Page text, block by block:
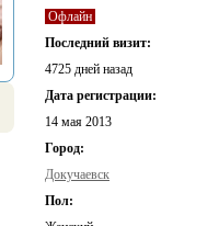
Офлайн
Последний визит:
4725 дней назад
Дата регистрации:
14 мая 2013
Город:
Докучаевск
Пол: